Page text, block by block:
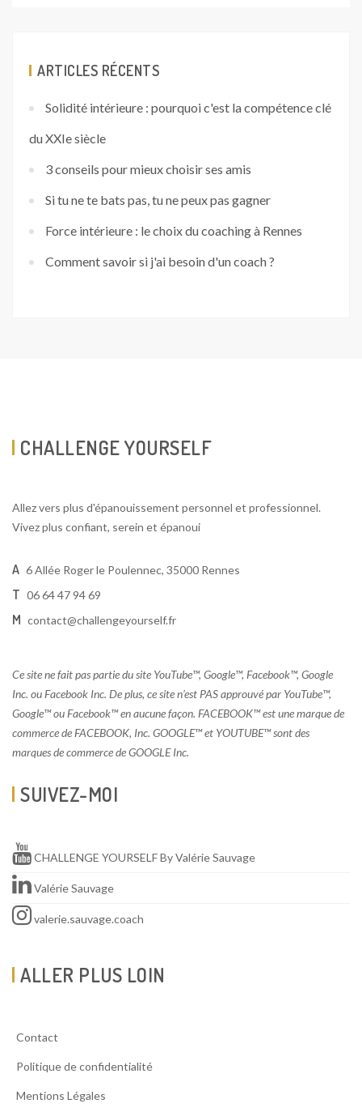
ARTICLES RÉCENTS
Solidité intérieure : pourquoi c'est la compétence clé
du XXIe siècle
3 conseils pour mieux choisir ses amis
Si tu ne te bats pas, tu ne peux pas gagner
Force intérieure : le choix du coaching à Rennes
Comment savoir si j'ai besoin d'un coach ?
CHALLENGE YOURSELF
Allez vers plus d'épanouissement personnel et professionnel.
Vivez plus confiant, serein et épanoui
A 6 Allée Roger le Poulennec, 35000 Rennes
T 06 64 47 94 69
M contact@challengeyourself.fr
Ce site ne fait pas partie du site YouTube™, Google™, Facebook™, Google
Inc. ou Facebook Inc. De plus, ce site n’est PAS approuvé par YouTube™,
Google™ ou Facebook™ en aucune façon. FACEBOOK™ est une marque de
commerce de FACEBOOK, Inc. GOOGLE™ et YOUTUBE™ sont des
marques de commerce de GOOGLE Inc.
SUIVEZ-MOI
CHALLENGE YOURSELF By Valérie Sauvage
Valérie Sauvage
valerie.sauvage.coach
ALLER PLUS LOIN
Contact
Politique de confidentialité
Mentions Légales